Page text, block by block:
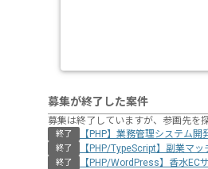
募集が終了した案件
募集は終了していますが、参画先を
終了 【PHP】業務管理システム開
終了 【PHP/TypeScript】副業マ
終了 【PHP/WordPress】香水EC